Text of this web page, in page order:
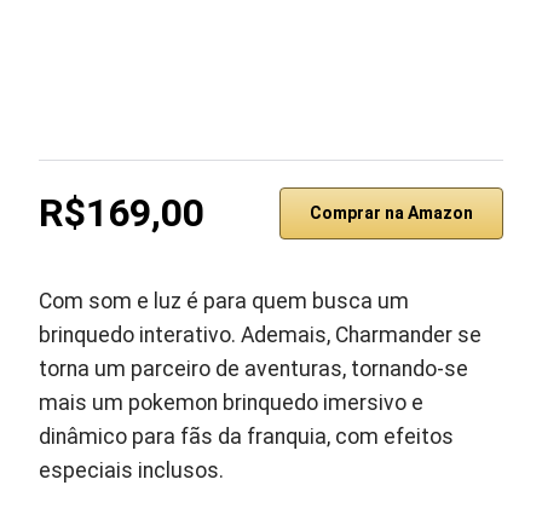
R$169,00 Comprar na Amazon
Com som e luz é para quem busca um
brinquedo interativo. Ademais, Charmander se
torna um parceiro de aventuras, tornando-se
mais um pokemon brinquedo imersivo e
dinâmico para fãs da franquia, com efeitos
especiais inclusos.